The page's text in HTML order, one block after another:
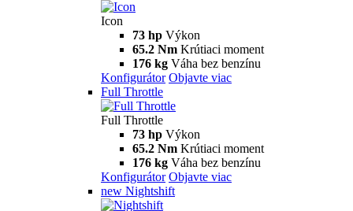
Icon
73 hp Výkon
65.2 Nm Krútiaci moment
176 kg Váha bez benzínu
Konfigurátor Objavte viac
Full Throttle
Full Throttle
73 hp Výkon
65.2 Nm Krútiaci moment
176 kg Váha bez benzínu
Konfigurátor Objavte viac
new Nightshift